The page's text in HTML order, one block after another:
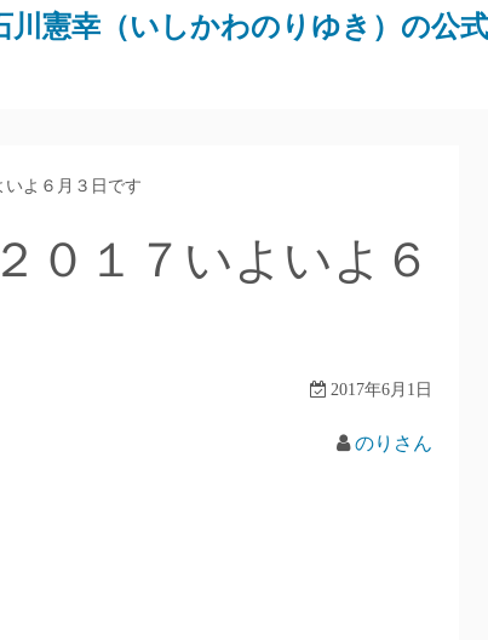
川憲幸（いしかわのりゆき）の公
よ６月３日です
０１７いよいよ６
2017年6月1日
のりさん